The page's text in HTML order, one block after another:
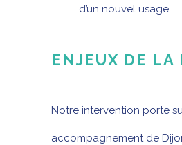
d’un nouvel usage
ENJEUX DE LA
Notre intervention porte
accompagnement de